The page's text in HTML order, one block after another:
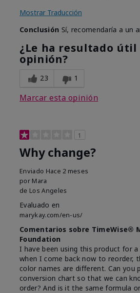
Mostrar Traducción
Conclusión Sí, recomendaría a un
¿Le ha resultado útil
opinión?
23 1
Marcar esta opinión
1
Why change?
Enviado Hace 2 meses
por Mara
de Los Angeles
Evaluado en
marykay.com/en-us/
Comentarios sobre TimeWise®
Foundation
I have been using this product for
when I come back now to reorder,
color names are different. Can you
conversion chart so that we can
order? And is it the same formula